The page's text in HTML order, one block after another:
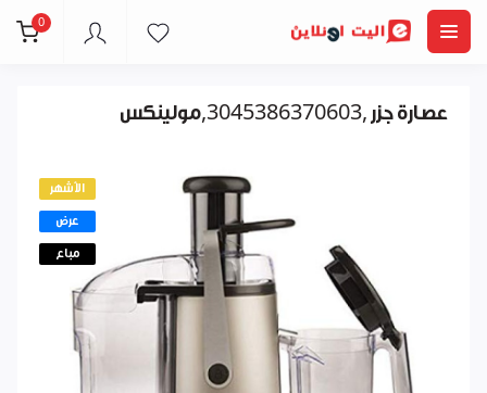
0
عصارة جزر ,3045386370603,مولينكس
الأشهر
عرض
مباع